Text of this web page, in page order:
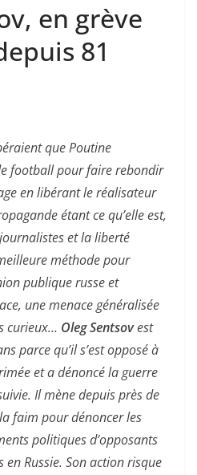
en grève
81
que Poutine
football pour faire rebondir
en libérant le réalisateur
étant ce qu’elle est,
et la liberté
méthode pour
publique russe et
une menace généralisée
curieux… Oleg Sentsovest
parce qu’il s’est opposé à
et a dénoncé la guerre
Il mène depuis près de
faim pour dénoncer les
politiques d’opposants
Russie. Son action risque